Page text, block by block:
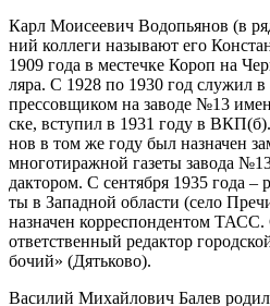
Карл Моисеевич Водопьянов (в
ний коллеги называют его
1909 года в местечке Короп на
ляра. С 1928 по 1930 год служил в
прессовщиком на заводе №13
ске, вступил в 1931 году в
нов в том же году был назначен
многотиражной газеты завода
дактором. С сентября 1935 года –
ты в Западной области (село
назначен корреспондентом ТАСС.
ответственный редактор
бочий» (Дятьково).
Василий Михайлович Балев